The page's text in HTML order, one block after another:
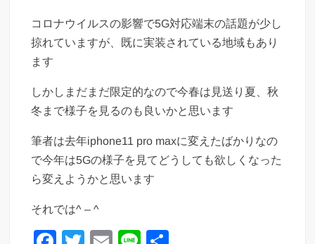
コロナウイルスの影響で5G対応端末の話題が少し
掠れていますが、既に実装されている地域もあり
ます
しかしまだまだ限定的なので今春は見送り夏、秋
冬まで様子を見るのも良いかと思います
筆者は去年iphone11 pro maxに変えたばかりなの
で今年は5Gの様子を見てどうしても欲しくなった
ら変えようかと思います
それでは^ – ^